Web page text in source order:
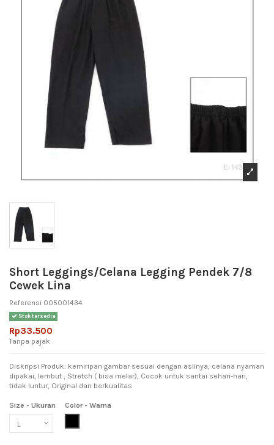
Short Leggings/Celana Legging Pendek 7/8
Cewek Lina
Referensi 005001434
Stok tersedia
Rp33.500
Tanpa pajak
Diskripsi Produk: kemiripan gambar sesuai dengan aslinya, celana nyaman
dipakai, lembut , Stretch ( bisa melar), Cocok untuk santai sehari-hari,
tidak luntur, Original dan berkualitas
Size - Ukuran
Color - Warna